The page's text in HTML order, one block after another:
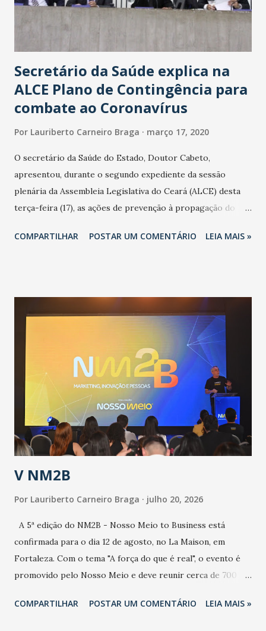
Secretário da Saúde explica na
ALCE Plano de Contingência para
combate ao Coronavírus
Por Lauriberto Carneiro Braga março 17, 2020
O secretário da Saúde do Estado, Doutor Cabeto,
apresentou, durante o segundo expediente da sessão
plenária da Assembleia Legislativa do Ceará (ALCE) desta
terça-feira (17), as ações de prevenção à propagação do
adotadas pelo Governo do Estado na contenção da
população suspeita e de cuidados com os ambientes
públicos e domiciliares. “Nós não estamos vivendo uma
epidemia comum, como temos em todos os anos, com
aumento de casos de dengue, influenza ou H1N1. Trata-se
de uma epidemia com um vírus diferente, com um poder de
contaminação maior que outros coronavírus”, apontou o
secretário. Segundo ele, é uma epidemia com chance de
contaminação alta, podendo gerar um grande risco à
população e ao sistema de saúde. “Precisamos saber fazer a
estratificação do risco da doença, para não so...
COMPARTILHAR POSTAR UM COMENTÁRIO LEIA MAIS »
V NM2B
Por Lauriberto Carneiro Braga julho 20, 2026
A 5ª edição do NM2B - Nosso Meio to Business está
confirmada para o dia 12 de agosto, no La Maison, em
Fortaleza. Com o tema "A força do que é real", o evento é
promovido pelo Nosso Meio e deve reunir cerca de 700
e lideranças do Mercado Nacional. Desde 2022, o NM2B
COMPARTILHAR POSTAR UM COMENTÁRIO LEIA MAIS »